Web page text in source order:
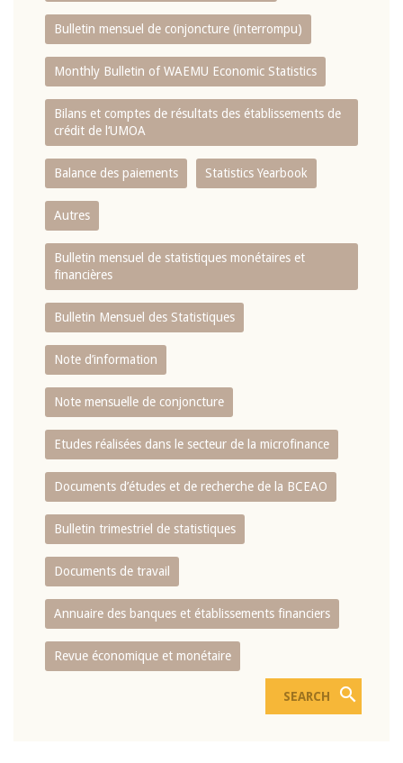
Bulletin mensuel de conjoncture (interrompu)
Monthly Bulletin of WAEMU Economic Statistics
Bilans et comptes de résultats des établissements de
crédit de l‘UMOA
Balance des paiements Statistics Yearbook
Autres
Bulletin mensuel de statistiques monétaires et
financières
Bulletin Mensuel des Statistiques
Note d’information
Note mensuelle de conjoncture
Etudes réalisées dans le secteur de la microfinance
Documents d’études et de recherche de la BCEAO
Bulletin trimestriel de statistiques
Documents de travail
Annuaire des banques et établissements financiers
Revue économique et monétaire